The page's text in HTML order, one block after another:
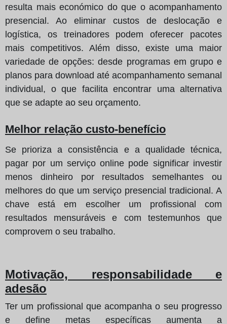
resulta mais económico do que o acompanhamento
presencial. Ao eliminar custos de deslocação e
logística, os treinadores podem oferecer pacotes
mais competitivos. Além disso, existe uma maior
variedade de opções: desde programas em grupo e
planos para download até acompanhamento semanal
individual, o que facilita encontrar uma alternativa
que se adapte ao seu orçamento.
Melhor relação custo-benefício
Se prioriza a consistência e a qualidade técnica,
pagar por um serviço online pode significar investir
menos dinheiro por resultados semelhantes ou
melhores do que um serviço presencial tradicional. A
chave está em escolher um profissional com
resultados mensuráveis e com testemunhos que
comprovem o seu trabalho.
Motivação, responsabilidade e
adesão
Ter um profissional que acompanha o seu progresso
e define metas específicas aumenta a